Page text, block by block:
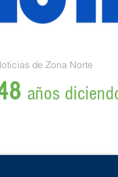
de Zona Norte
años